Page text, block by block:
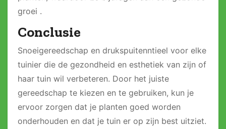
groei .
Conclusie
Snoeigereedschap en drukspuitenntieel voor elke
tuinier die de gezondheid en esthetiek van zijn of
haar tuin wil verbeteren. Door het juiste
gereedschap te kiezen en te gebruiken, kun je
ervoor zorgen dat je planten goed worden
onderhouden en dat je tuin er op zijn best uitziet.